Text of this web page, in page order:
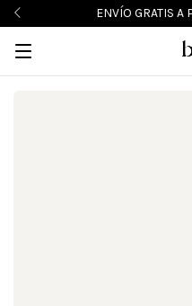
ENVÍO GRATIS